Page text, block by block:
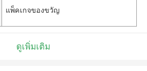
แพ็คเกจของขวัญ
ดูเพิ่มเติม